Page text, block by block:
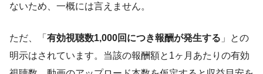
ないため、一概には言えません。
ただ、「 有効視聴数1,000回につき報酬が発生する 」との
明示はされています。当該の報酬額と1ヶ月あたりの有効